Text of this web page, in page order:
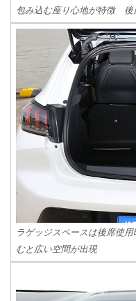
包み込む座り心地が特徴 後
ラゲッジスペースは後席使
むと広い空間が出現